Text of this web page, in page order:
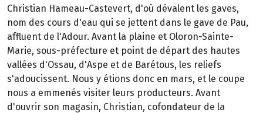
Christian Hameau-Castevert, d'où dévalent les gaves,
nom des cours d'eau qui se jettent dans le gave de Pau,
affluent de l'Adour. Avant la plaine et Oloron-Sainte-
Marie, sous-préfecture et point de départ des hautes
vallées d'Ossau, d'Aspe et de Barétous, les reliefs
s'adoucissent. Nous y étions donc en mars, et le coupe
nous a emmenés visiter leurs producteurs. Avant
d'ouvrir son magasin, Christian, cofondateur de la